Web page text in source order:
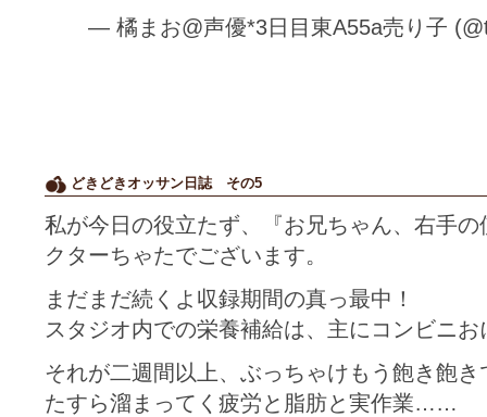
— 橘まお@声優*3日目東A55a売り子
どきどきオッサン日誌 その5
私が今日の役立たず、『お兄ちゃん、右手
クターちゃたでございます。
まだまだ続くよ収録期間の真っ最中！
スタジオ内での栄養補給は、主にコンビニ
それが二週間以上、ぶっちゃけもう飽き飽
たすら溜まってく疲労と脂肪と実作業……